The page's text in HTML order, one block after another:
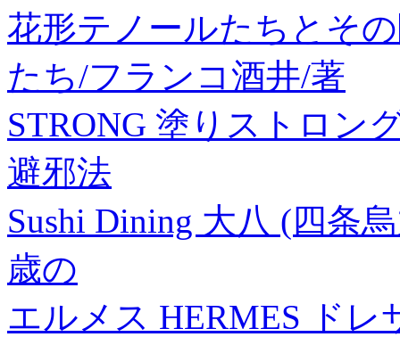
花形テノールたちとそ
たち/フランコ酒井/著
STRONG 塗りストロン
避邪法
Sushi Dining 大八 (四条
歳の
エルメス HERMES ドレ